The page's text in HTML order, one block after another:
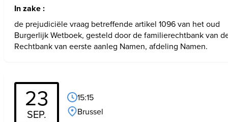
In zake :
de prejudiciële vraag betreffende artikel 1096 van het oud
Burgerlijk Wetboek, gesteld door de familierechtbank van
Rechtbank van eerste aanleg Namen, afdeling Namen.
23
SEP.
15:15
Brussel